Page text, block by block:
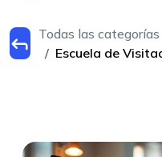
Todas las categorías
Escuela de